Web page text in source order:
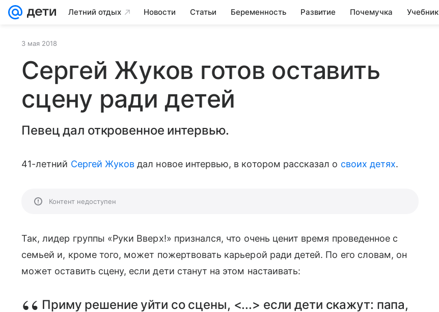
Летний отдых Новости Статьи Беременность Развитие Почемучка Учебник
3 мая 2018
Сергей Жуков готов оставить
сцену ради детей
Певец дал откровенное интервью.
41-летний Сергей Жуков дал новое интервью, в котором рассказал о своих детях.
Контент недоступен
Так, лидер группы «Руки Вверх!» признался, что очень ценит время проведенное с
семьей и, кроме того, может пожертвовать карьерой ради детей. По его словам, он
может оставить сцену, если дети станут на этом настаивать:
Приму решение уйти со сцены, <...> если дети скажут: папа,